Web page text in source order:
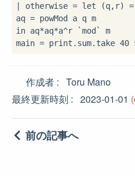
otherwise = let (q,r) =
aq =
in aq*aq*a^r `mod`
m
main = print . sum. take 40
作成者
Toru Mano
最終更新時刻
2023-01-01
前の記事へ